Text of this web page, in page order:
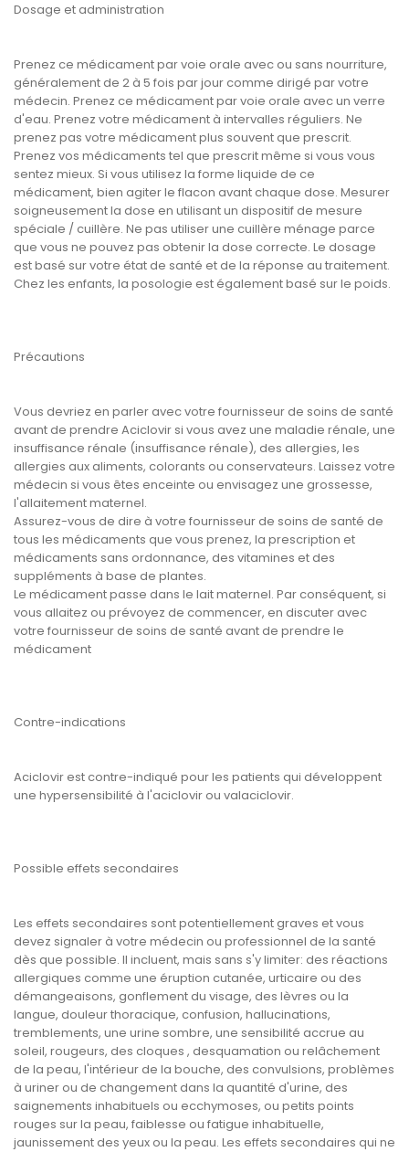
Dosage et administration
Prenez ce médicament par voie orale avec ou sans nourriture,
généralement de 2 à 5 fois par jour comme dirigé par votre
médecin. Prenez ce médicament par voie orale avec un verre
d'eau. Prenez votre médicament à intervalles réguliers. Ne
prenez pas votre médicament plus souvent que prescrit.
Prenez vos médicaments tel que prescrit même si vous vous
sentez mieux. Si vous utilisez la forme liquide de ce
médicament, bien agiter le flacon avant chaque dose. Mesurer
soigneusement la dose en utilisant un dispositif de mesure
spéciale / cuillère. Ne pas utiliser une cuillère ménage parce
que vous ne pouvez pas obtenir la dose correcte. Le dosage
est basé sur votre état de santé et de la réponse au traitement.
Chez les enfants, la posologie est également basé sur le poids.
Précautions
Vous devriez en parler avec votre fournisseur de soins de santé
avant de prendre Aciclovir si vous avez une maladie rénale, une
insuffisance rénale (insuffisance rénale), des allergies, les
allergies aux aliments, colorants ou conservateurs. Laissez votre
médecin si vous êtes enceinte ou envisagez une grossesse,
l'allaitement maternel.
Assurez-vous de dire à votre fournisseur de soins de santé de
tous les médicaments que vous prenez, la prescription et
médicaments sans ordonnance, des vitamines et des
suppléments à base de plantes.
Le médicament passe dans le lait maternel. Par conséquent, si
vous allaitez ou prévoyez de commencer, en discuter avec
votre fournisseur de soins de santé avant de prendre le
médicament
Contre-indications
Aciclovir est contre-indiqué pour les patients qui développent
une hypersensibilité à l'aciclovir ou valaciclovir.
Possible effets secondaires
Les effets secondaires sont potentiellement graves et vous
devez signaler à votre médecin ou professionnel de la santé
dès que possible. Il incluent, mais sans s'y limiter: des réactions
allergiques comme une éruption cutanée, urticaire ou des
démangeaisons, gonflement du visage, des lèvres ou la
langue, douleur thoracique, confusion, hallucinations,
tremblements, une urine sombre, une sensibilité accrue au
soleil, rougeurs, des cloques , desquamation ou relâchement
de la peau, l'intérieur de la bouche, des convulsions, problèmes
à uriner ou de changement dans la quantité d'urine, des
saignements inhabituels ou ecchymoses, ou petits points
rouges sur la peau, faiblesse ou fatigue inhabituelle,
jaunissement des yeux ou la peau. Les effets secondaires qui ne